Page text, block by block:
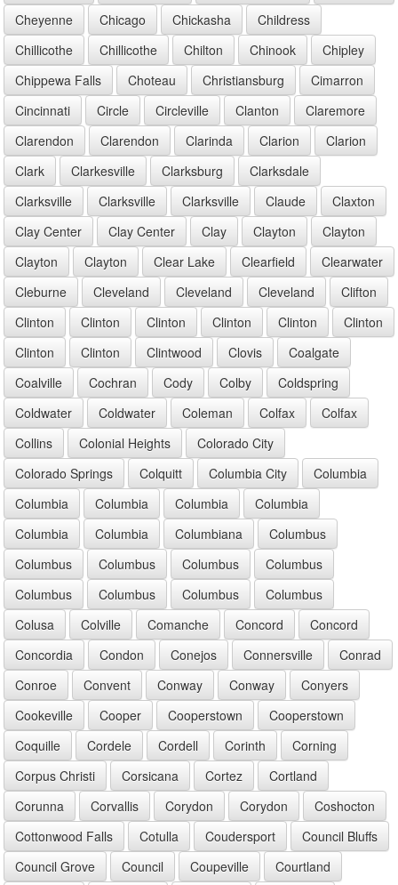
Cheyenne
Chicago Chickasha
Childress
Chillicothe
Chillicothe Chilton Chinook
Chipley
Chippewa Falls
Choteau Christiansburg
Cimarron
Cincinnati
Circle Circleville Clanton
Claremore
Clarendon
Clarendon Clarinda Clarion
Clarion
Clark
Clarkesville Clarksburg
Clarksdale
Clarksville
Clarksville Clarksville Claude
Claxton
Clay Center
Clay Center Clay Clayton
Clayton
Clayton
Clayton Clear Lake Clearfield
Clearwater
Cleburne
Cleveland Cleveland Cleveland
Clifton
Clinton
Clinton Clinton Clinton Clinton
Clinton
Clinton
Clinton Clintwood Clovis
Coalgate
Coalville
Cochran Cody Colby
Coldspring
Coldwater
Coldwater Coleman Colfax
Colfax
Collins
Colonial Heights
Colorado City
Colorado Springs
Colquitt Columbia City
Columbia
Columbia
Columbia Columbia
Columbia
Columbia
Columbia Columbiana
Columbus
Columbus
Columbus Columbus
Columbus
Columbus
Columbus Columbus
Columbus
Colusa
Colville Comanche Concord
Concord
Concordia
Condon Conejos Connersville
Conrad
Conroe
Convent Conway Conway
Conyers
Cookeville
Cooper Cooperstown
Cooperstown
Coquille
Cordele Cordell Corinth
Corning
Corpus Christi
Corsicana Cortez
Cortland
Corunna
Corvallis Corydon Corydon
Coshocton
Cottonwood Falls
Cotulla Coudersport
Council Bluffs
Council Grove
Council Coupeville
Courtland